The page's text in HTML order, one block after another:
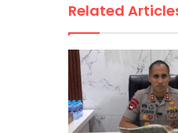
Related